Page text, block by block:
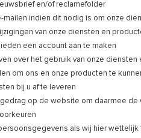
en/of reclamefolder
mailen indien dit nodig is om onze
van onze diensten en
een account aan te maken
over het gebruik van onze diensten
om ons en onze producten te
bij u af te leveren
op de website om daarmee
als wij hier